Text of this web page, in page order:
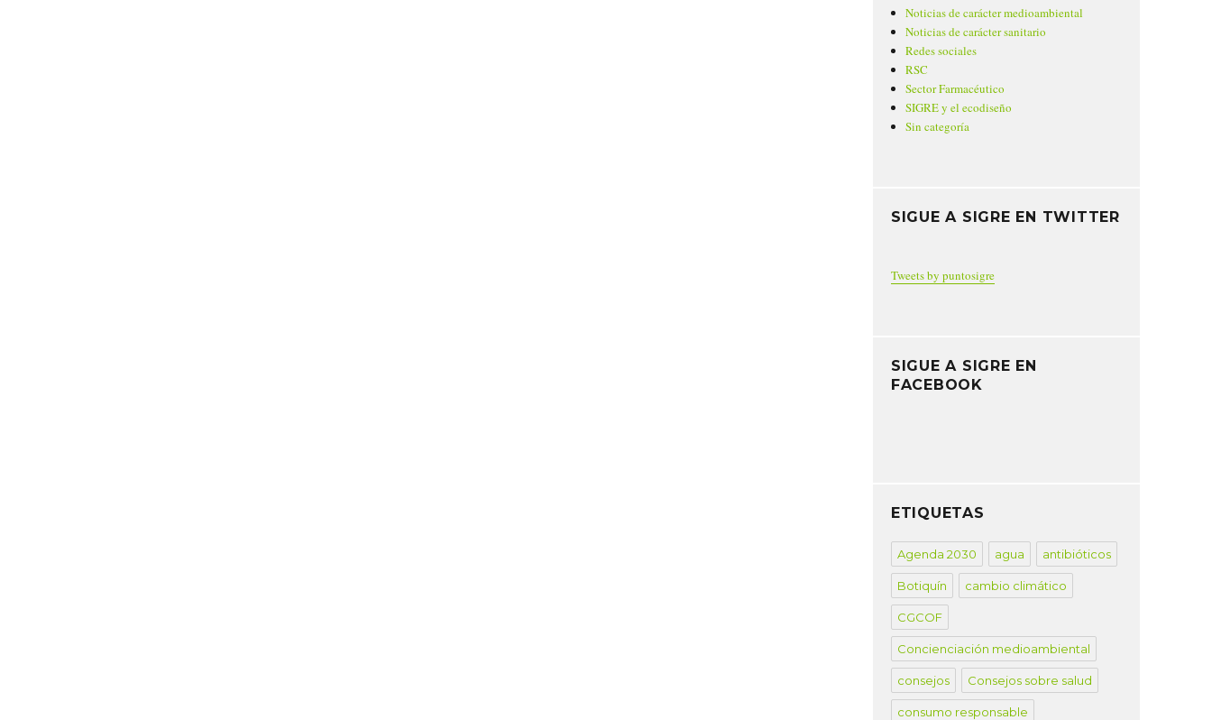
Noticias de carácter medioambiental
Noticias de carácter sanitario
Redes sociales
RSC
Sector Farmacéutico
SIGRE y el ecodiseño
Sin categoría
SIGUE A SIGRE EN TWITTER
Tweets by puntosigre
SIGUE A SIGRE EN
FACEBOOK
ETIQUETAS
Agenda 2030 agua antibióticos
Botiquín cambio climático
CGCOF
Concienciación medioambiental
consejos Consejos sobre salud
consumo responsable